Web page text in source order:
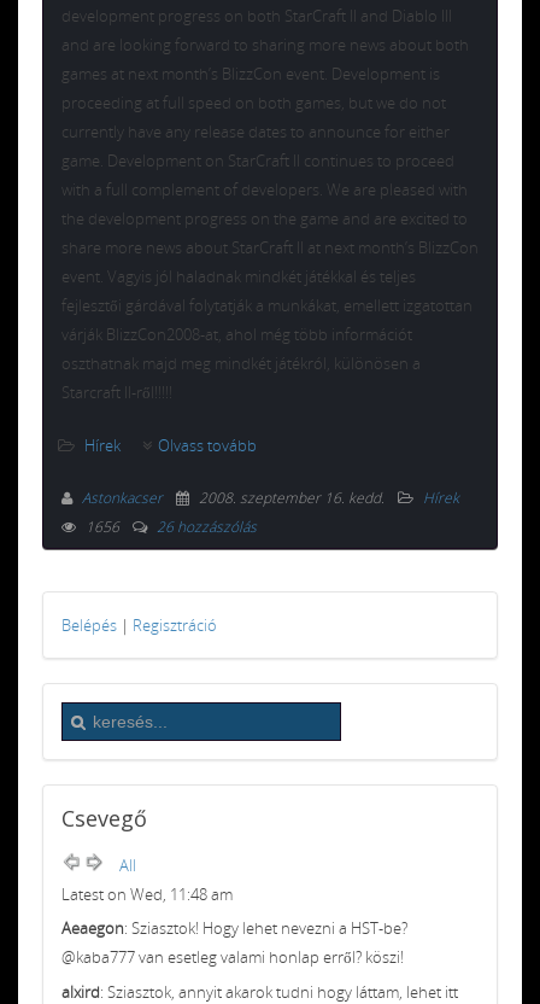
development progress on both StarCraft II and Diablo III
and are looking forward to sharing more news about both
games at next month’s BlizzCon event. Development is
proceeding at full speed on both games, but we do not
currently have any release dates to announce for either
game. Development on StarCraft II continues to proceed
with a full complement of developers. We are pleased with
the development progress on the game and are excited to
share more news about StarCraft II at next month’s BlizzCon
event. Vagyis jól haladnak mindkét játékkal és teljes
fejlesztői gárdával folytatják a munkákat, emellett izgatottan
várják BlizzCon2008-at, ahol még több információt
oszthatnak majd meg mindkét játékról, különösen a
Starcraft II-ről!!!!!
Hírek Olvass tovább
Astonkacser 2008. szeptember 16. kedd.
Hírek
1656
26 hozzászólás
Belépés | Regisztráció
Csevegő
All
Latest on Wed, 11:48 am
Aeaegon: Sziasztok! Hogy lehet nevezni a HST-be?
@kaba777 van esetleg valami honlap erről? köszi!
alxird: Sziasztok, annyit akarok tudni hogy láttam, lehet itt